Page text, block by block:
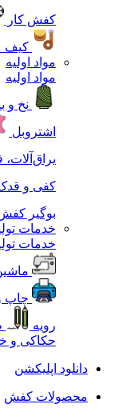
کفش کار
کیف
مواد اولیه
مواد اولیه
نخ و
اشتروبل
کفی و
بوگیر
خدمات
خدمات
چاپ
رویه
حکاکی و
دانلود اپلیکشن
محصولات کفش